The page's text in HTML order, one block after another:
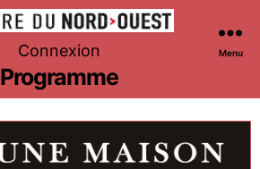
Théâtre
du
Nord-
Ouest
Connexion Menu
Programme